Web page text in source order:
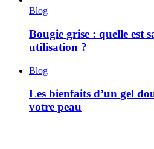
Blog
Bougie grise : quelle est
utilisation ?
Blog
Les bienfaits d’un gel
votre peau